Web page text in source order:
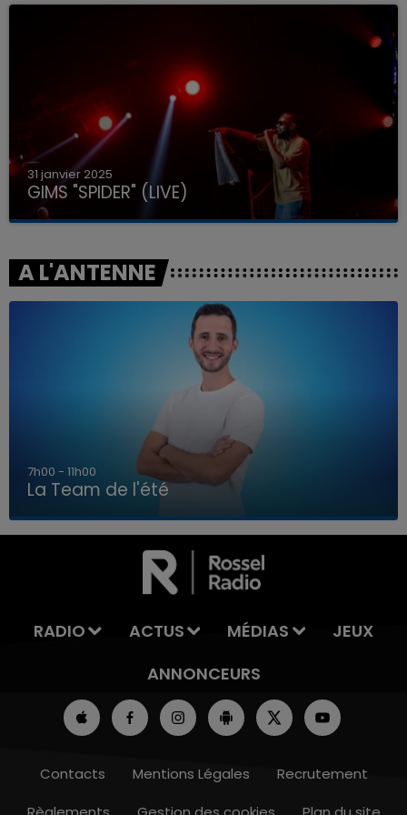
LA TEAM DE L'ÉTÉ
31 janvier 2025
GIMS "SPIDER" (LIVE)
A L'ANTENNE
7h00 - 11h00
La Team de l'été
RADIO ACTUS MÉDIAS
JEUX
ANNONCEURS
Contacts Mentions Légales
Recrutement